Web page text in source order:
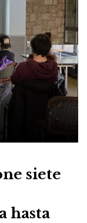
siete
hasta